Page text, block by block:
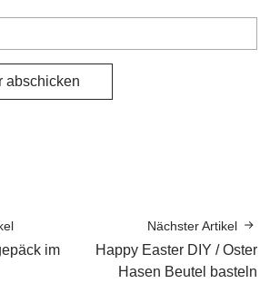
im
Nächster Artikel
Happy Easter DIY / Oster
Hasen Beutel basteln